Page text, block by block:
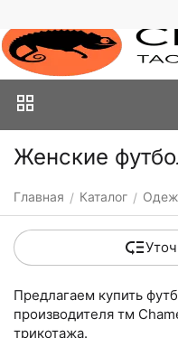
Женские
Главная / Каталог /
Предлагаем купить
производителя тм
трикотажа.